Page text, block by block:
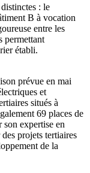
: le
B à vocation
entre les
permettant
établi.
prévue en mai
et
situés à
69 places de
expertise en
projets tertiaires
de la